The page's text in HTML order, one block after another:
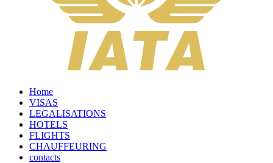
Home
VISAS
LEGALISATIONS
HOTELS
FLIGHTS
CHAUFFEURING
contacts